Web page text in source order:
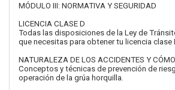
MÓDULO III: NORMATIVA Y SEGURIDAD
LICENCIA CLASE D
Todas las disposiciones de la Ley de
que necesitas para obtener tu licencia clase
NATURALEZA DE LOS ACCIDENTES Y
Conceptos y técnicas de prevención de
operación de la grúa horquilla.